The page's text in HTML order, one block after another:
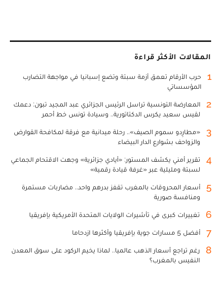
المقالات الأكثر قراءة
1
حرب الأرقام تعمق أزمة سبتة وتضع إسبانيا في مواجهة التضارب
المؤسساتي
2
المعارضة التونسية تراسل الرئيس الجزائري عبد المجيد تبون: دعمك
لقيس سعيد يكرس الدكتاتورية.. وسيادة تونس خط أحمر
3
«مطارِدو سموم الصيف».. رحلة ميدانية مع فرقة لمكافحة القوارض
والزواحف بشوارع الدار البيضاء
4
تقرير أمني يكشف المستور: «أيادي جزائرية» وجهت الاقتحام الجماعي
لسبتة ومليلية عبر «غرفة قيادة رقمية»
5
أسعار المحروقات بالمغرب تقفز بدرهم واحد.. مضاربات مستمرة
ومنافسة صورية
6 تغييرات كبرى في تأشيرات الولايات المتحدة الأمريكية بإفريقيا
7 أفضل 5 مسارات جوية بإفريقيا وأكثرها ازدحاما
8
رغم تراجع أسعار الذهب عالميا.. لماذا يخيم الركود على سوق المعدن
النفيس بالمغرب؟